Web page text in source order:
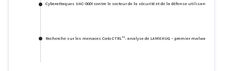
Cyberattaques UAC-0001 contre le secteur de la sécurité et de la défense utilisant l'outil
Recherche sur les menaces Cato CTRL™ : analyse de LAMEHUG – premier malware connu